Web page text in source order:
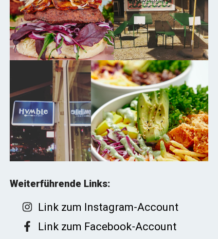
Weiterführende Links:
Link zum Instagram-Account
Link zum Facebook-Account